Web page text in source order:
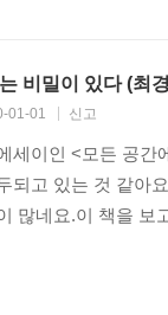
비밀이 있다 (최
01-01 신고
세이인 <모든 공
되고 있는 것 같아
많네요.이 책을